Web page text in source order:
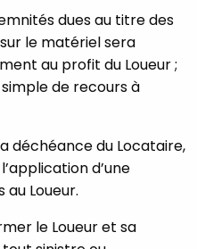
dues au titre des
le matériel sera
au profit du Loueur ;
de recours à
déchéance du Locataire,
d’une
Loueur.
le Loueur et sa